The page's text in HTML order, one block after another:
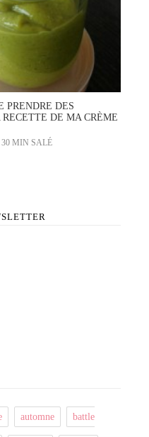
PRENDRE DES
DE MA CRÈME
30 MIN SALÉ
automne battle